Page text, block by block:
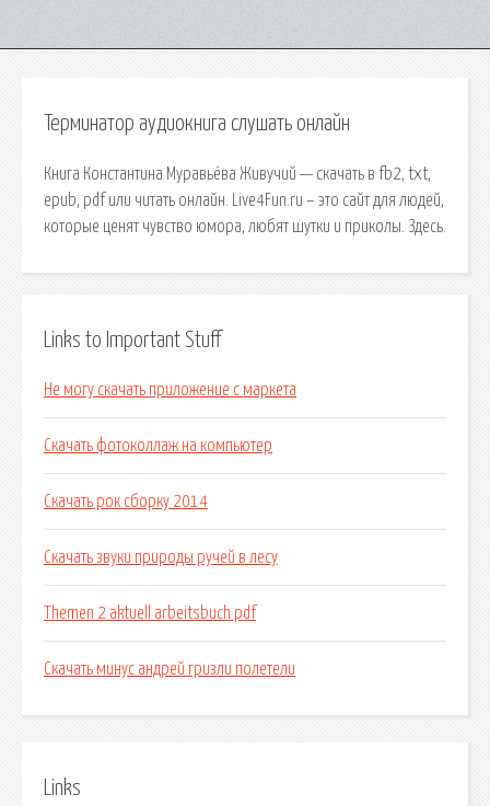
Терминатор аудиокнига слушать онлайн
Книга Константина Муравьёва Живучий — скачать в fb2, txt,
epub, pdf или читать онлайн. Live4Fun.ru – это сайт для людей,
которые ценят чувство юмора, любят шутки и приколы. Здесь.
Links to Important Stuff
Не могу скачать приложение с маркета
Скачать фотоколлаж на компьютер
Скачать рок сборку 2014
Скачать звуки природы ручей в лесу
Themen 2 aktuell arbeitsbuch pdf
Скачать минус андрей гризли полетели
Links